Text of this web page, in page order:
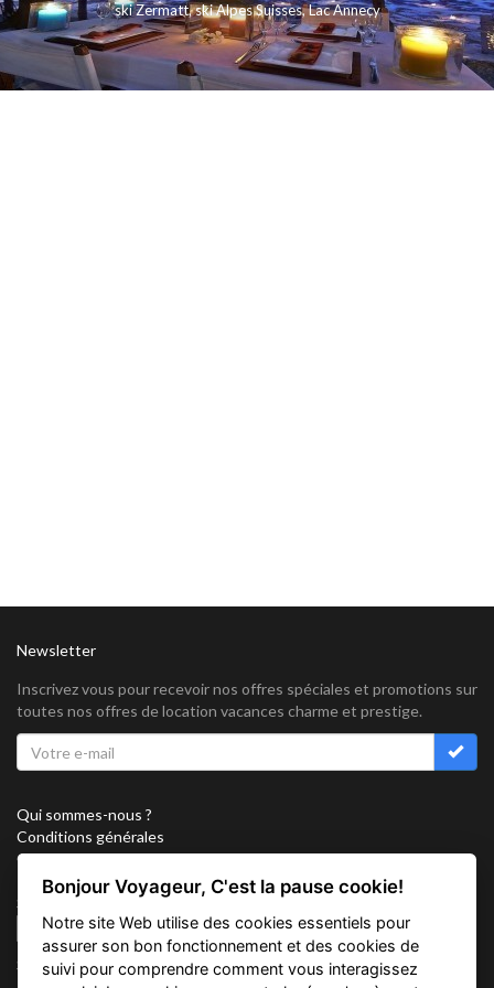
ski Zermatt,ski Alpes Suisses,Lac Annecy
Newsletter
Inscrivez vous pour recevoir nos offres spéciales et promotions sur
toutes nos offres de location vacances charme et prestige.
Qui sommes-nous ?
Conditions générales
Confidentialité
Partenariat
Sitemap
Cookies
Suivez nous sur
Bonjour Voyageur, C'est la pause cookie!
Notre site Web utilise des cookies essentiels pour
assurer son bon fonctionnement et des cookies de
suivi pour comprendre comment vous interagissez